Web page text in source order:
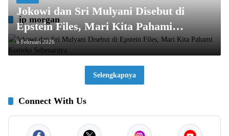
jp morgan
Jokowi dan Sri Mulyani Disebut di
Epstein Files, Mari Kita Pahami
Konteks Sebenarnya
6 Februari 2026
Selengkapnya
Connect With Us